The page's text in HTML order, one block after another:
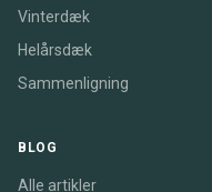
Vinterdæk
Helårsdæk
Sammenligning
BLOG
Alle artikler